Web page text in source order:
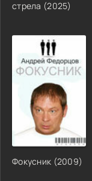
стрела (2025)
Фокусник (2009)